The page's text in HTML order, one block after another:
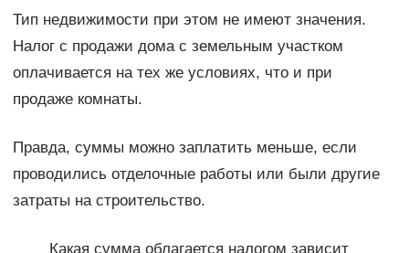
Тип недвижимости при этом не имеют значения.
Налог с продажи дома с земельным участком
оплачивается на тех же условиях, что и при
продаже комнаты.
Правда, суммы можно заплатить меньше, если
проводились отделочные работы или были другие
затраты на строительство.
Какая сумма облагается налогом зависит